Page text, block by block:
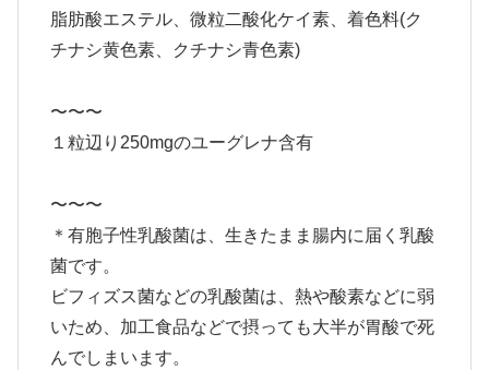
脂肪酸エステル、微粒二酸化ケイ素、着色料(ク
チナシ黄色素、クチナシ青色素)
〜〜〜
１粒辺り250mgのユーグレナ含有
〜〜〜
＊有胞子性乳酸菌は、生きたまま腸内に届く乳酸
菌です。
ビフィズス菌などの乳酸菌は、熱や酸素などに弱
いため、加工食品などで摂っても大半が胃酸で死
んでしまいます。